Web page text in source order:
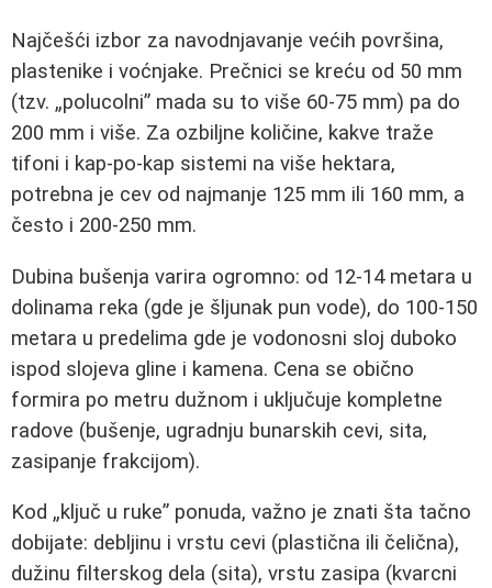
Najčešći izbor za navodnjavanje većih površina,
plastenike i voćnjake. Prečnici se kreću od 50 mm
(tzv. „polucolni” mada su to više 60-75 mm) pa do
200 mm i više. Za ozbiljne količine, kakve traže
tifoni i kap-po-kap sistemi na više hektara,
potrebna je cev od najmanje 125 mm ili 160 mm, a
često i 200-250 mm.
Dubina bušenja varira ogromno: od 12-14 metara u
dolinama reka (gde je šljunak pun vode), do 100-150
metara u predelima gde je vodonosni sloj duboko
ispod slojeva gline i kamena. Cena se obično
formira po metru dužnom i uključuje kompletne
radove (bušenje, ugradnju bunarskih cevi, sita,
zasipanje frakcijom).
Kod „ključ u ruke” ponuda, važno je znati šta tačno
dobijate: debljinu i vrstu cevi (plastična ili čelična),
dužinu filterskog dela (sita), vrstu zasipa (kvarcni